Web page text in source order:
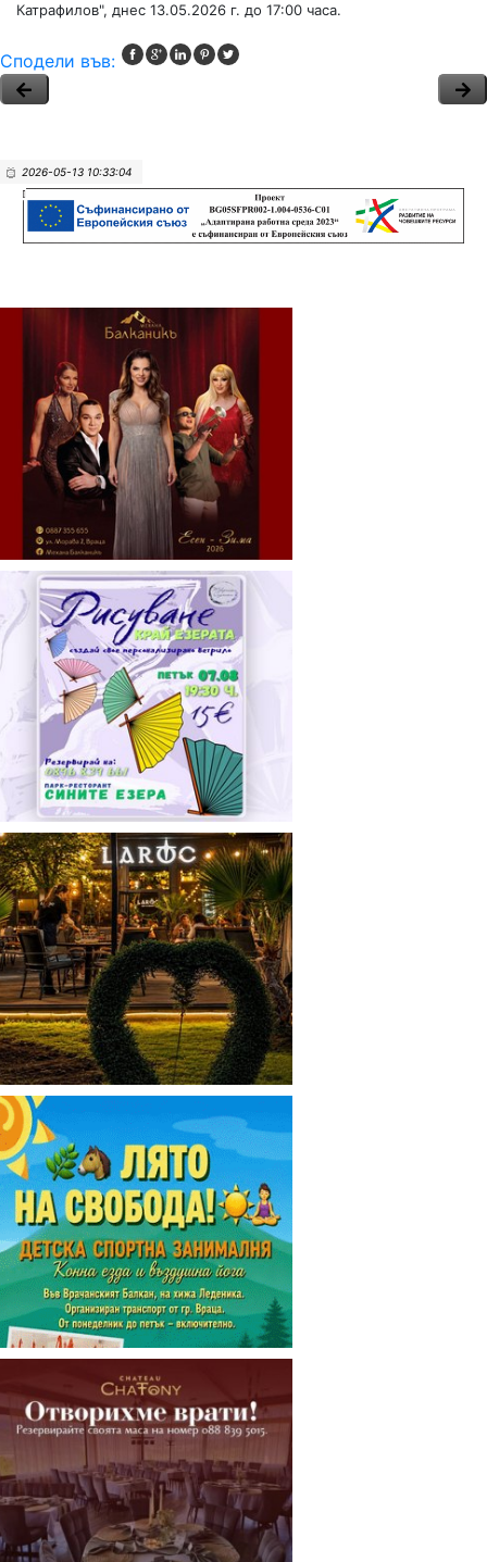
Катрафилов", днес 13.05.2026 г. до 17:00 часа.
Сподели във:
2026-05-13 10:33:04